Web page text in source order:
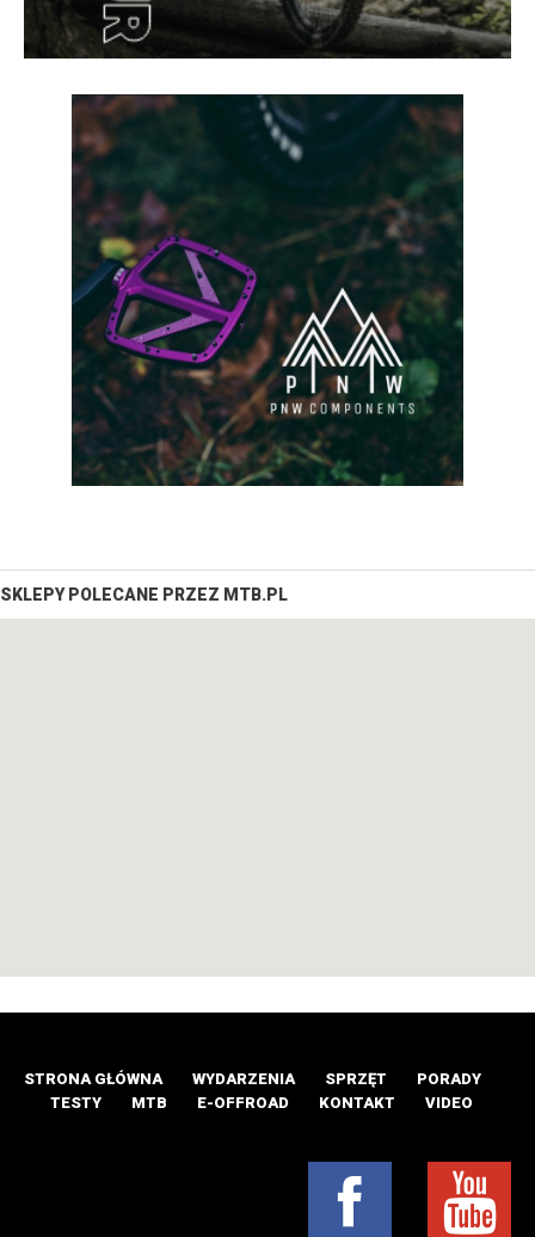
SKLEPY POLECANE PRZEZ MTB.PL
STRONA GŁÓWNA WYDARZENIA SPRZĘT
PORADY
TESTY
MTB E-OFFROAD KONTAKT VIDEO